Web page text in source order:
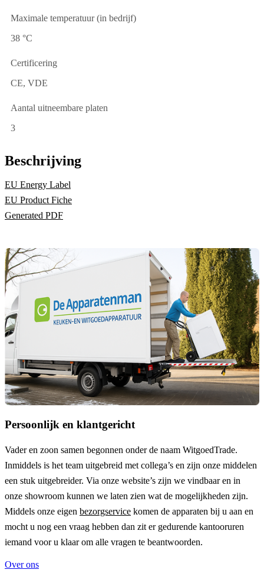
Maximale temperatuur (in bedrijf)
38 °C
Certificering
CE, VDE
Aantal uitneembare platen
3
Beschrijving
EU Energy Label
EU Product Fiche
Generated PDF
Persoonlijk en klantgericht
Vader en zoon samen begonnen onder de naam WitgoedTrade.
Inmiddels is het team uitgebreid met collega’s en zijn onze middelen
een stuk uitgebreider. Via onze website’s zijn we vindbaar en in
onze showroom kunnen we laten zien wat de mogelijkheden zijn.
Middels onze eigen bezorgservice komen de apparaten bij u aan en
mocht u nog een vraag hebben dan zit er gedurende kantooruren
iemand voor u klaar om alle vragen te beantwoorden.
Over ons